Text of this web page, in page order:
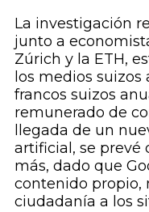
La investigación
junto a
Zúrich y la ETH,
los medios
francos suizos
remunerado de
llegada de un
artificial, se prevé
más, dado que
contenido propio,
ciudadanía a los